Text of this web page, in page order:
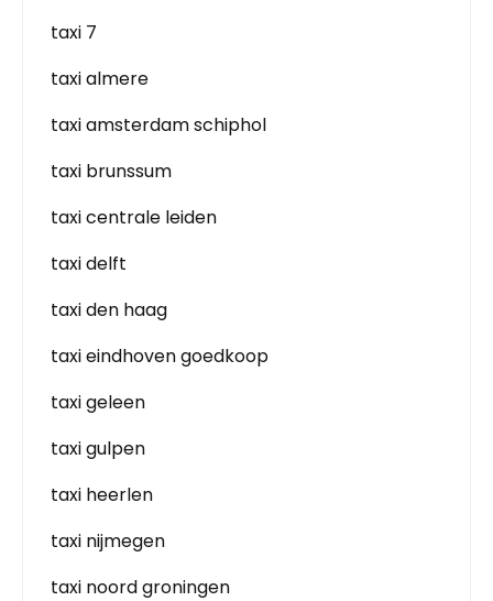
taxi 7
taxi almere
taxi amsterdam schiphol
taxi brunssum
taxi centrale leiden
taxi delft
taxi den haag
taxi eindhoven goedkoop
taxi geleen
taxi gulpen
taxi heerlen
taxi nijmegen
taxi noord groningen